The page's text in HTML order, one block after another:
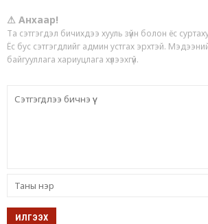
⚠ Анхаар!
Та сэтгэгдэл бичихдээ хууль зүйн болон ёс
Ёс бус сэтгэгдлийг админ устгах эрхтэй.
байгууллага хариуцлага хүлээхгүй.